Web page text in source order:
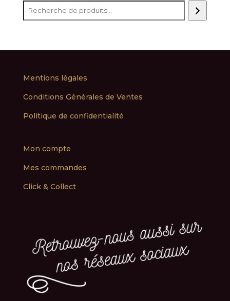
Mentions légales
Conditions Générales de Ventes
Politique de confidentialité
Mon compte
Mes commandes
Click & Collect